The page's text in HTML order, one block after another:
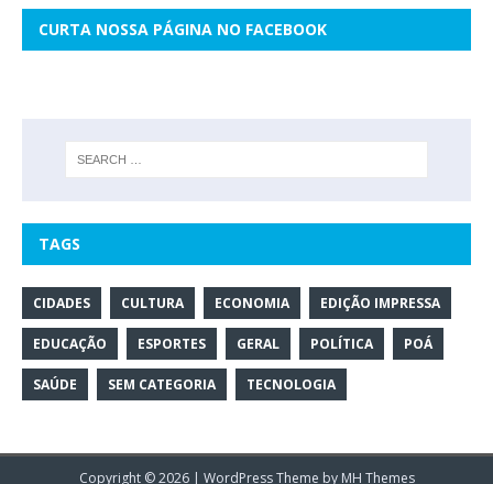
CURTA NOSSA PÁGINA NO FACEBOOK
TAGS
CIDADES CULTURA ECONOMIA EDIÇÃO IMPRESSA
EDUCAÇÃO ESPORTES GERAL POLÍTICA POÁ
SAÚDE SEM CATEGORIA TECNOLOGIA
Copyright © 2026 | WordPress Theme by MH Themes